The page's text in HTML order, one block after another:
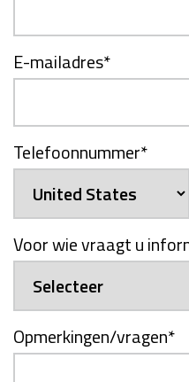
E-mailadres*
Telefoonnummer*
Voor wie vraagt u
Opmerkingen/vragen*